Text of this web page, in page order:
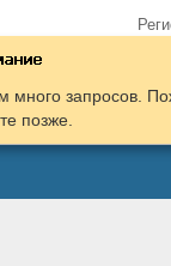
много запросов.
позже.